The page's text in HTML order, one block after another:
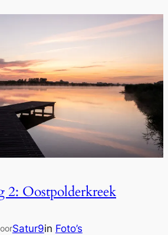
2: Oostpolderkreek
Satur9in Foto’s